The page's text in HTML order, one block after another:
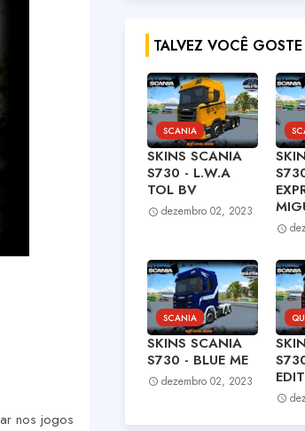
nos jogos
TALVEZ VOCÊ GOSTE
SCANIA
SKINS SCANIA
S730 - L.W.A
TOL BV
dezembro 02, 2023
SCANIA
SKINS SCANIA
S730 - BLUE ME
dezembro 02, 2023